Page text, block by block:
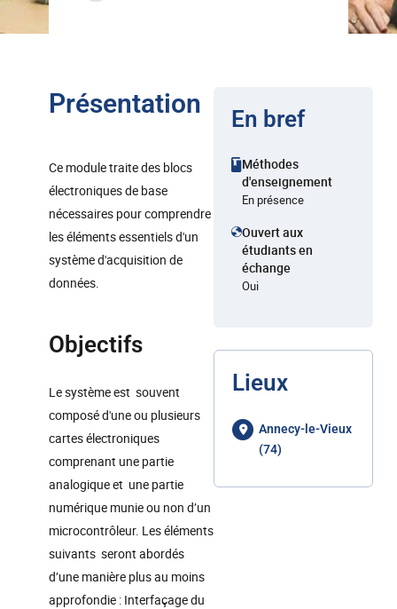
Présentation
Ce module traite des blocs
électroniques de base
nécessaires pour comprendre
les éléments essentiels d'un
système d'acquisition de
données.
Objectifs
Le système est souvent
composé d'une ou plusieurs
cartes électroniques
comprenant une partie
analogique et une partie
numérique munie ou non d’un
microcontrôleur. Les éléments
suivants seront abordés
d’une manière plus au moins
approfondie : Interfaçage du
En bref
Méthodes
d'enseignement
En présence
Ouvert aux
étudiants en
échange
Oui
Lieux
Annecy-le-Vieux
(74)